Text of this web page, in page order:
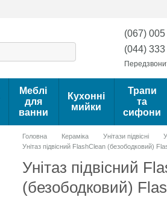
(067) 005
(044)
Меблі
для
ванни
Кухонні
мийки
Трапи
та
сифони
Головна Кераміка Унітази підвісні
Унітаз підвісний FlashClean (безободковий)
Унітаз підвісний
(безободковий)